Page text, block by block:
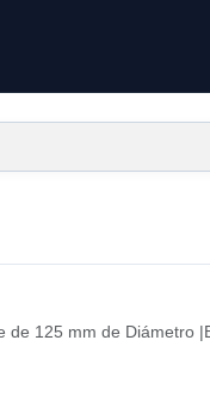
125 mm de Diámetro